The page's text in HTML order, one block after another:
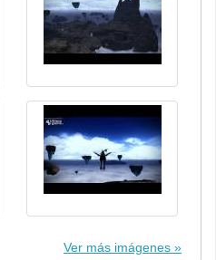
Ver más imágenes